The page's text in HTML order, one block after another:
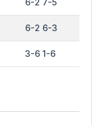
6-2 7-5
6-2 6-3
3-6 1-6